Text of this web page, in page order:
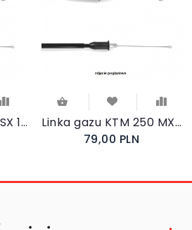
Linka gazu KTM 250 SX 1997-2015
Linka gazu KTM 250 MXC 1998-2001
79,00 PLN